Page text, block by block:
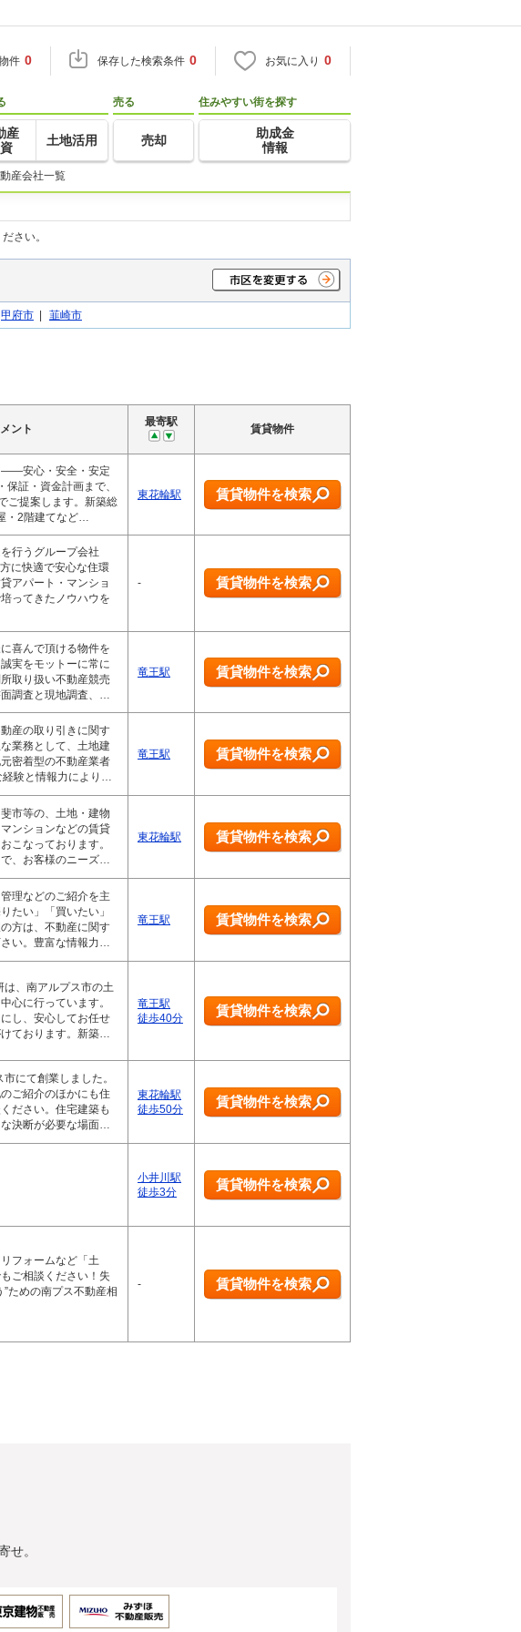
件 0 保存した検索条件 0 お気に入り 0
産
土地活用
売る
売却
住みやすい街を探す
助成金
情報
産会社一覧
さい。
甲府市 | 韮崎市
ント
最寄駅
賃貸物件
――安心・安全・安定
保証・資金計画まで、
ご提案します。新築総
・2階建てなど…
東花輪駅 賃貸物件を検索
行うグループ会社
に快適で安心な住環
アパート・マンショ
ってきたノウハウを
- 賃貸物件を検索
喜んで頂ける物件を
実をモットーに常に
取り扱い不動産競売
調査と現地調査、…
竜王駅 賃貸物件を検索
産の取り引きに関す
業務として、土地建
密着型の不動産業者
経験と情報力により…
竜王駅 賃貸物件を検索
市等の、土地・建物
ンションなどの賃貸
こなっております。
、お客様のニーズ…
東花輪駅 賃貸物件を検索
理などのご紹介を主
たい」「買いたい」
方は、不動産に関す
い。豊富な情報力…
竜王駅 賃貸物件を検索
は、南アルプス市の土
心に行っています。
し、安心してお任せ
ております。新築…
竜王駅
徒歩40分
賃貸物件を検索
にて創業しました。
ご紹介のほかにも住
ださい。住宅建築も
決断が必要な場面…
東花輪駅
徒歩50分
賃貸物件を検索
小井川駅
徒歩3分
賃貸物件を検索
フォームなど「土
ご相談ください！失
ための南プス不動産相
- 賃貸物件を検索
せ。